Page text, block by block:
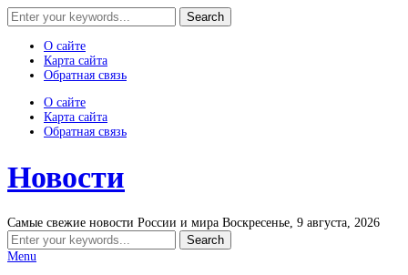
О сайте
Карта сайта
Обратная связь
О сайте
Карта сайта
Обратная связь
Новости
Самые свежие новости России и мира Воскресенье, 9 августа, 2026
Menu